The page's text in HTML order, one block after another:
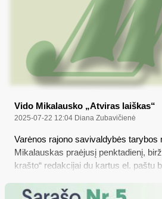
Vido Mikalausko „Atviras laiškas“
2025-07-22 12:04 Diana Zubavičienė
Varėnos rajono savivaldybės tarybos
Mikalauskas praėjusį penktadienį,
krašto“ redakcijai du kartus el. paštu
tarybos nario lydraštyje, „MERKIO